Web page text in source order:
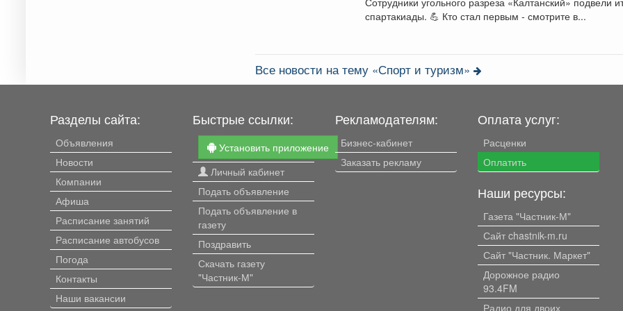
спартакиады. 💪 Кто стал первым - смотрите в...
Все новости на тему «Спорт и туризм»
Разделы сайта:
Объявления
Новости
Компании
Афиша
Расписание занятий
Расписание автобусов
Погода
Контакты
Наши вакансии
Быстрые ссылки:
Установить приложение
Личный кабинет
Подать объявление
Подать объявление в
газету
Поздравить
Скачать газету
"Частник-М"
Рекламодателям:
Бизнес-кабинет
Заказать рекламу
Оплата услуг:
Расценки
Оплатить
Наши ресурсы:
Газета "Частник-М"
Сайт chastnik-m.ru
Сайт "Частник. Маркет"
Дорожное радио
93.4FM
Радио для двоих